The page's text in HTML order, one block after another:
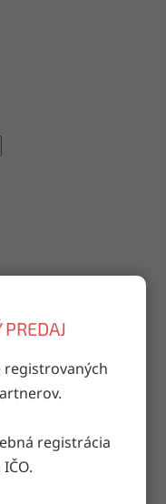
registrovaných
registrácia
dňa